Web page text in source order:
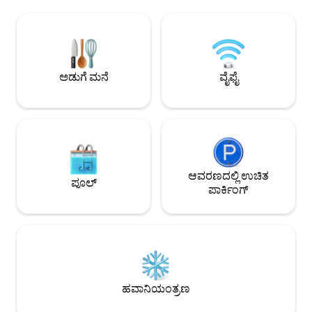
ಆರಾಮದಾಯಕ ಮತ್ತು ಸ್ನೇಹಶೀಲ ಸ್ಥಳವಾಗಿದೆ. 🌡
ಇದು ಹವಾನಿಯಂತ್ರಣ, ಹೀಟಿಂಗ್ ಮತ್ತು
ಬಿಸಿನೀರಿನಂತಹ ವಿವಿಧ ಸೌಕರ್ಯಗಳೊಂದಿಗೆ ತುಂಬಾ
ಆಹ್ಲಾದಕರವಾಗಿದೆ. 🏩ವಸತಿ ಸೌಕರ್ಯಗಳ ಬಳಿ AK
ಹಾಂಗ್‌ಡೇ ಸಾಂಸ್ಕೃತಿಕ ಬೀದಿ, ಗೈಯೊಂಗುಯಿ ಲೈನ್
ಮತ್ತು ಗುಣಪಡಿಸುವ ಅರಣ್ಯ ರಸ್ತೆಯೊಂದಿಗೆ ಆಕರ್ಷಕ
ಪ್ರವಾಸವನ್ನು ಆನಂದಿಸಬಹುದು. ❄️ಪ್ರತಿ ರೂಮ್‌ನಲ್ಲಿ
A/C🔥 ಹೀಟಿಂಗ್. 65-ಇಂಚಿನ ದೊಡ್ಡ ಟಿವಿ. ತಣ್ಣೀರು
ಮತ್ತು ಬಿಸಿ ನೀರಿನ ಶುದ್ಧೀಕರಣ ಯಂತ್ರ 👕👖
ರೆಫ್ರಿಜರೇಟರ್ ಮತ್ತು ಟೇಬಲ್‌ವೇರ್ ಒದಗಿಸಲಾಗಿದೆ
ಇತ್ಯಾದಿಗಳು ಬಳಕೆಗೆ ಲಭ್ಯವಿವೆ. 🧊ಆರಂಭಿಕ ಲಗೇಜ್
ಸಂಗ್ರಹಣೆ ಸೇವೆ ಲಭ್ಯವಿದೆ. ವಿದೇಶಿ ನಿವಾಸಿ ಪರವಾನಗಿ
ಸಂಖ್ಯೆ: ಸಂಖ್ಯೆ 2026-000384 ಮಿಸ್ಟರ್ ಮ್ಯಾನ್ಷನ್
ಜಾಲರಿ ಕಿಟಕಿಯಿಂದ
ಅಂಗಳದ ಆಚೆ ಇರುವ
ಸಂಪೂರ್ಣ ಪ್ರತ್ಯೇಕ
ಯಾವುದೇ ಅಡಚಣೆ
ಉಚಿತ ಪಾರ್ಕಿಂಗ್ ·
· ಸಿಯೋಲ್
ಕಾಲ ಅತ್ಯುತ್ತಮ
ಬ್ರೇಕ್‌ಫಾಸ್ಟ್ ಅವಾರ್ಡ್ಸ್
5.0 ಸ್ಟಾರ್ ರೇಟಿಂಗ್ ·
ಆದರೆ ವಿಮರ್ಶೆಗಳಲ್ಲಿ
'ಆತಿಥ್ಯ' ಆಗಿತ್ತು. ಗ್ಯುಂಗ್‌ಬೋಕ್ ಅರಮನೆ, ಸೊಚಾನ್
ಅಡುಗೆ ಮನೆ ವೈಫೈ
ಪೂಲ್
ಆವರಣದಲ್ಲಿ ಉಚಿತ
ಪಾರ್ಕಿಂಗ್
ಹವಾನಿಯಂತ್ರಣ